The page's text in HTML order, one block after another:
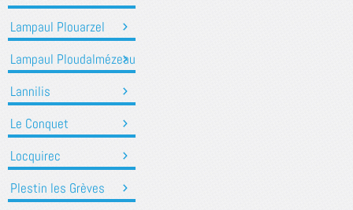
Lampaul Plouarzel
Lampaul Ploudalmézeau
Lannilis
Le Conquet
Locquirec
Plestin les Grèves